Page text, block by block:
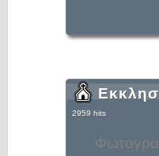
2959 hits